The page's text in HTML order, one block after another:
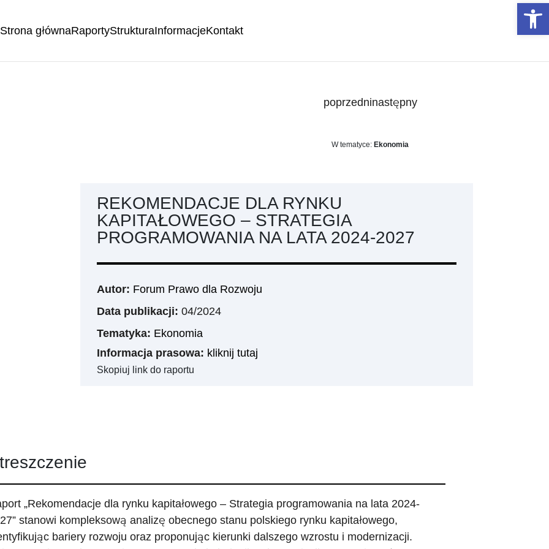
Strona głównaRaportyStrukturaInformacjeKontakt
poprzedninastępny
W tematyce: Ekonomia
REKOMENDACJE DLA RYNKU
KAPITAŁOWEGO – STRATEGIA
PROGRAMOWANIA NA LATA 2024-2027
Autor: Forum Prawo dla Rozwoju
Data publikacji: 04/2024
Tematyka: Ekonomia
Informacja prasowa: kliknij tutaj
Skopiuj link do raportu
„Rekomendacje dla rynku kapitałowego – Strategia programowania na lata 2024-
stanowi kompleksową analizę obecnego stanu polskiego rynku kapitałowego,
bariery rozwoju oraz proponując kierunki dalszego wzrostu i modernizacji.